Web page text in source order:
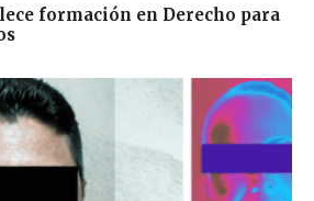
formación en Derecho para